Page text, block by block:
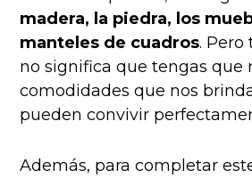
madera, la piedra, los
manteles de cuadros. Pero
no significa que tengas que
comodidades que nos
pueden convivir
Además, para completar